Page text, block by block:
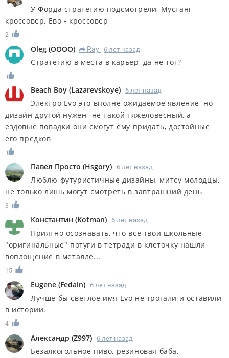
У Форда стратегию подсмотрели, Мустанг -
кроссовер, Ево - кроссовер
2
Oleg (OOOO) R Ray 6 лет назад
Стратегию в места в карьер, да не тот?
Beach Boy (Lazarevskoye) 6 лет назад
Электро Evo это вполне ожидаемое явление, но
дизайн другой нужен- не такой тяжеловесный, а
ездовые повадки они смогут ему придать, достойные
его предков
Павел Просто (Hsgory) 6 лет назад
Люблю футуристичные дизайны, митсу молодцы,
не только лишь могут смотреть в завтрашний день
3
Константин (Kotman) 6 лет назад
Приятно осознавать, что все твои школьные
"оригинальные" потуги в тетради в клеточку нашли
воплощение в металле...
15
Eugene (Fedain) 6 лет назад
Лучше бы светлое имя Evo не трогали и оставили
в истории.
4
Александр (Z997) 6 лет назад
Безалкогольное пиво, резиновая баба,